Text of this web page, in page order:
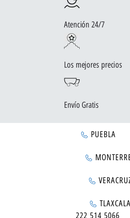
Atención 24/7
Los mejores precios
Envío Gratis
PUEBLA
TLAXCALA
222 514 5066